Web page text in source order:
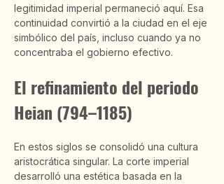
legitimidad imperial permaneció aquí. Esa
continuidad convirtió a la ciudad en el eje
simbólico del país, incluso cuando ya no
concentraba el gobierno efectivo.
El refinamiento del periodo
Heian (794–1185)
En estos siglos se consolidó una cultura
aristocrática singular. La corte imperial
desarrolló una estética basada en la